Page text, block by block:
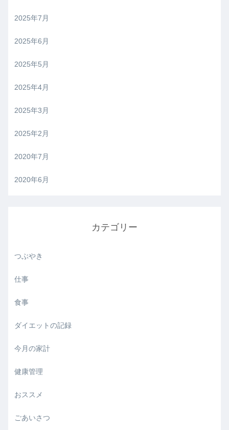
2025年7月
2025年6月
2025年5月
2025年4月
2025年3月
2025年2月
2020年7月
2020年6月
カテゴリー
つぶやき
仕事
食事
ダイエットの記録
今月の家計
健康管理
おススメ
ごあいさつ